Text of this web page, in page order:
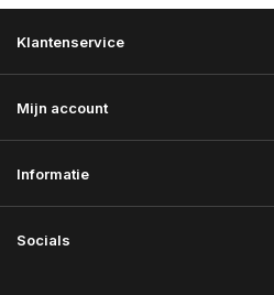
Klantenservice
Mijn account
Informatie
Socials